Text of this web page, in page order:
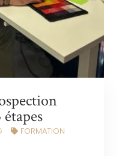
FORMATION